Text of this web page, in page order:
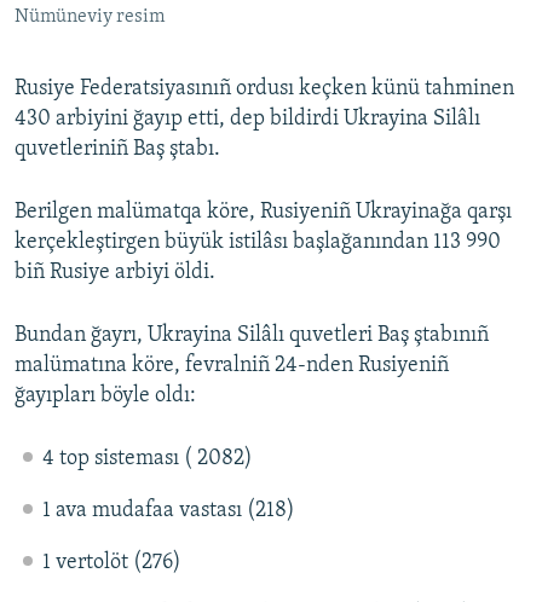
RFE/RS bütün saytları
Nümüneviy resim
Rusiye Federatsiyasınıñ ordusı keçken künü tahminen
430 arbiyini ğayıp etti, dep bildirdi Ukrayina Silâlı
quvetleriniñ Baş ştabı.
Berilgen malümatqa köre, Rusiyeniñ Ukrayinağa qarşı
kerçekleştirgen büyük istilâsı başlağanından 113 990
biñ Rusiye arbiyi öldi.
Bundan ğayrı, Ukrayina Silâlı quvetleri Baş ştabınıñ
malümatına köre, fevralniñ 24-nden Rusiyeniñ
ğayıpları böyle oldı:
4 top sisteması ( 2082)
1 ava mudafaa vastası (218)
1 vertolöt (276)